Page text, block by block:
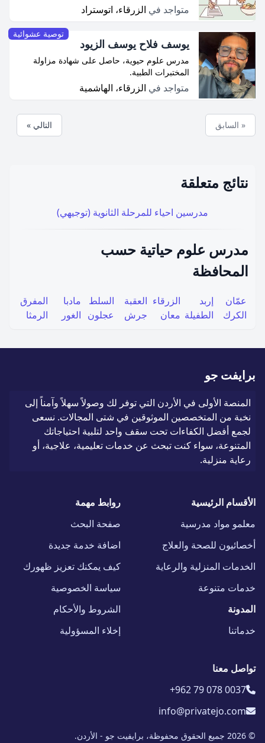
متواجد في الزرقاء، اتوستراد
توصية عشوائية
يوسف فلاح يوسف الزيود
مدرس علوم حيوية، حاصل على شهادة مزاولة
المختبرات الطبية.
متواجد في الزرقاء، الهاشمية
« السابق التالي »
نتائج متعلقة
مدرسين احياء للمرحلة الثانوية (توجيهي)
مدرس علوم حياتية حسب
المحافظة
عمّان إربد الزرقاء العقبة السلط مادبا
المفرق
الكرك
الطفيلة معان جرش عجلون الغور الرمثا
برايفت جو
المنصة الأولى في الأردن التي توفر لك وصولاً سهلاً وآمناً إلى
نخبة من المتخصصين الموثوقين في شتى المجالات. نسعى
لجمع أفضل الكفاءات تحت سقف واحد لتلبية احتياجاتك
المتنوعة، سواء كنت تبحث عن خدمات تعليمية، علاجية، أو
رعاية منزلية.
الأقسام الرئيسية
معلمو مواد مدرسية
أخصائيون للصحة والعلاج
الخدمات المنزلية والرعاية
خدمات متنوعة
المدونة
خدماتنا
روابط مهمة
صفحة البحث
اضافة خدمة جديدة
كيف يمكنك تعزيز ظهورك
سياسة الخصوصية
الشروط والأحكام
إخلاء المسؤولية
تواصل معنا
+962 79 078 0037
info@privatejo.com
© 2026 جميع الحقوق محفوظة، برايفيت جو - الأردن.